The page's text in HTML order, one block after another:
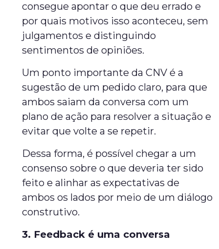
consegue apontar o que deu errado e
por quais motivos isso aconteceu, sem
julgamentos e distinguindo
sentimentos de opiniões.
Um ponto importante da CNV é a
sugestão de um pedido claro, para que
ambos saiam da conversa com um
plano de ação para resolver a situação e
evitar que volte a se repetir.
Dessa forma, é possível chegar a um
consenso sobre o que deveria ter sido
feito e alinhar as expectativas de
ambos os lados por meio de um diálogo
construtivo.
3. Feedback é uma conversa